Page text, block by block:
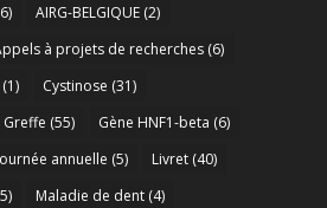
AIRG-BELGIQUE(2)
à projets de recherches(6)
(1) Cystinose (31)
Greffe (55) Gène HNF1-beta (6)
annuelle (5) Livret(40)
Maladie de dent(4)